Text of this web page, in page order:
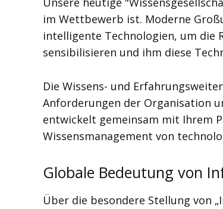
im Wettbewerb ist. Moderne
intelligente Technologien, um die
sensibilisieren und ihm diese
Die Wissens- und
Anforderungen der Organisation
entwickelt gemeinsam mit Ihrem
Wissensmanagement von
Globale Bedeutung von
Über die besondere Stellung von